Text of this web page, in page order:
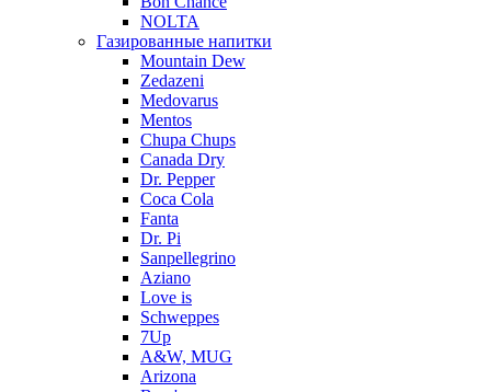
NOLTA
Газированные напитки
Mountain Dew
Zedazeni
Medovarus
Mentos
Chupa Chups
Canada Dry
Dr. Pepper
Coca Cola
Fanta
Dr. Pi
Sanpellegrino
Aziano
Love is
Schweppes
7Up
A&W, MUG
Arizona